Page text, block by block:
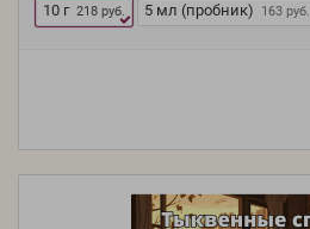
10 г 218 руб. 5 мл (пробник) 163 руб.